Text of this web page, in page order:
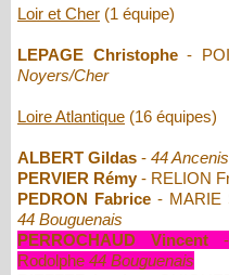
Loir et Cher (1 équipe)
LEPAGE Christophe-
Noyers/Cher
Loire Atlantique (16 équipes)
ALBERT Gildas - 44 Ancenis
PERVIER Rémy- RELION
PEDRON Fabrice - MARIE
44 Bouguenais
PERROCHAUD Vincent
Rodolphe 44 Bouguenais